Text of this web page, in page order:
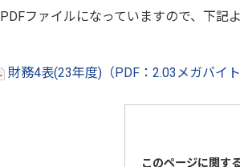
PDFファイルになっていますので、下記
財務4表(23年度)（PDF：2.03メガバイト
このページに関す